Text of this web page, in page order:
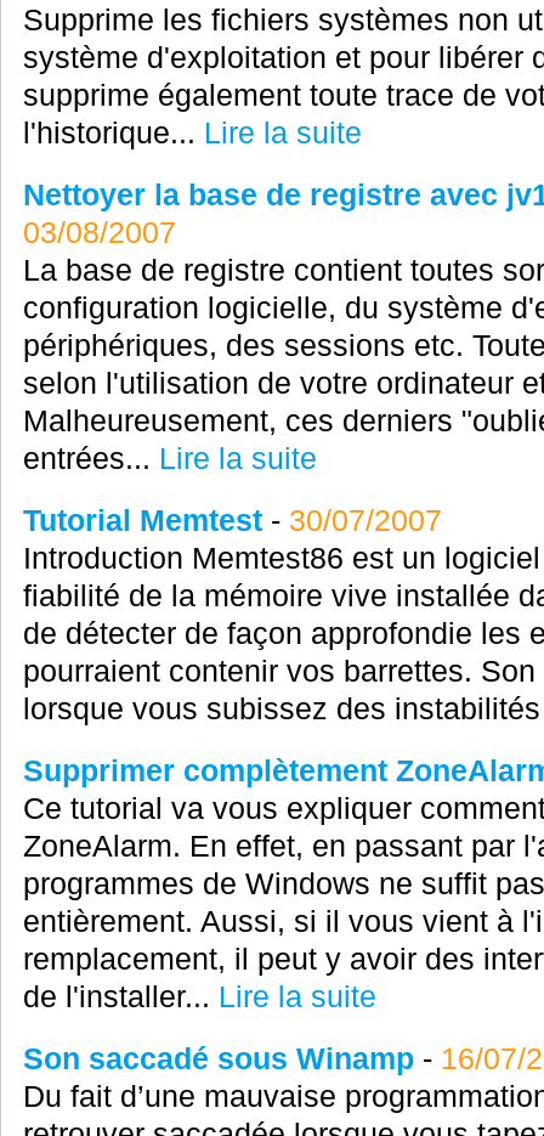
Supprime les fichiers systèmes non
système d'exploitation et pour libérer
supprime également toute trace de
l'historique... Lire la suite
Nettoyer la base de registre avec
03/08/2007
La base de registre contient toutes
configuration logicielle, du système
périphériques, des sessions etc.
selon l'utilisation de votre ordinateur
Malheureusement, ces derniers
entrées... Lire la suite
Tutorial Memtest- 30/07/2007
Introduction Memtest86 est un
fiabilité de la mémoire vive installée
de détecter de façon approfondie les
pourraient contenir vos barrettes.
lorsque vous subissez des
Supprimer complètement
Ce tutorial va vous expliquer
ZoneAlarm. En effet, en passant par
programmes de Windows ne suffit
entièrement. Aussi, si il vous vient à
remplacement, il peut y avoir des
de l'installer... Lire la suite
Son saccadé sous Winamp- 16/07/
Du fait d’une mauvaise